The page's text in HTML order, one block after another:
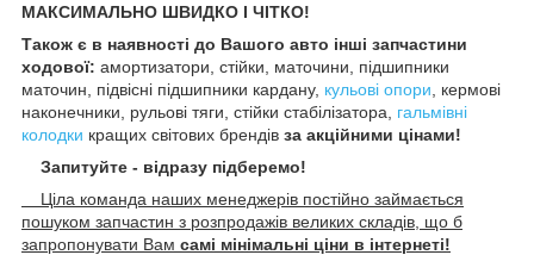
МАКСИМАЛЬНО ШВИДКО І ЧІТКО!
Також є в наявності до Вашого авто інші запчастини
ходової: амортизатори, стійки, маточини , підшипники
маточин,
підвісні підшипники кардану, кульові опори , кермові
наконечники, рульові тяги, стійки стабілізатора, гальмівні
колодки кращих світових брендів за акційними цінами!
Запитуйте - відразу підберемо!
Ціла команда наших менеджерів постійно займається
пошуком запчастин з розпродажів великих складів, що б
запропонувати Вам самі мінімальні ціни в інтернеті!